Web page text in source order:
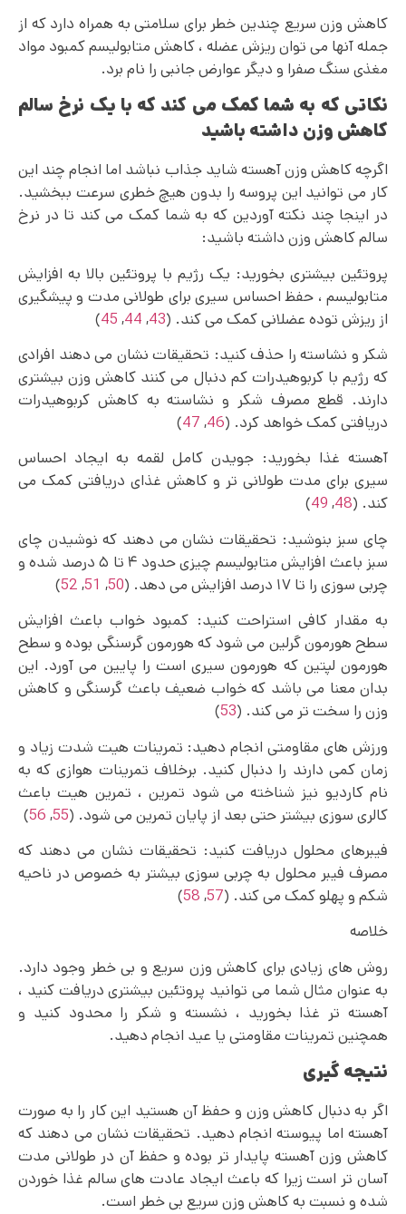
کاهش وزن سریع چندین خطر برای سلامتی به همراه دارد که از
جمله آنها می‌ توان ریزش عضله ، کاهش متابولیسم کمبود مواد
مغذی سنگ صفرا و دیگر عوارض جانبی را نام برد.
نکاتی که به شما کمک می کند که با یک نرخ سالم
کاهش وزن داشته باشید
اگرچه کاهش وزن آهسته شاید جذاب نباشد اما انجام چند این
کار می توانید این پروسه را بدون هیچ خطری سرعت ببخشید.
در اینجا چند نکته آوردین که به شما کمک می کند تا در نرخ
سالم کاهش وزن داشته باشید:
پروتئین بیشتری بخورید: یک رژیم با پروتئین بالا به افزایش
متابولیسم ، حفظ احساس سیری برای طولانی مدت و پیشگیری
از ریزش توده عضلانی کمک می کند. (43
,
44
,
45
)
شکر و نشاسته را حذف کنید: تحقیقات نشان می دهند افرادی
که رژیم با کربوهیدرات کم دنبال می کنند کاهش وزن بیشتری
دارند. قطع مصرف شکر و نشاسته به کاهش کربوهیدرات
دریافتی کمک خواهد کرد. (46
,
47
)
آهسته غذا بخورید: جویدن کامل لقمه به ایجاد احساس
سیری برای مدت طولانی تر و کاهش غذای دریافتی کمک می
کند. (48
,
49
)
چای سبز بنوشید: تحقیقات نشان می دهند که نوشیدن چای
سبز باعث افزایش متابولیسم چیزی حدود ۴ تا ۵ درصد شده و
چربی سوزی را تا ۱۷ درصد افزایش می‌ دهد. (
50
,
51
,
52
)
به مقدار کافی استراحت کنید: کمبود خواب باعث افزایش
سطح هورمون گرلین می شود که هورمون گرسنگی بوده و سطح
هورمون لپتین که هورمون سیری است را پایین می آورد. این
بدان معنا می باشد که خواب ضعیف باعث گرسنگی و کاهش
وزن را سخت‌ تر می‌ کند. (53
)
ورزش های مقاومتی انجام دهید: تمرینات هیت شدت زیاد و
زمان کمی دارند را دنبال کنید. برخلاف تمرینات هوازی که به
نام کاردیو نیز شناخته می شود تمرین ، تمرین هیت باعث
کالری سوزی بیشتر حتی بعد از پایان تمرین می شود. (55
,
56
)
فیبرهای محلول دریافت کنید: تحقیقات نشان می دهند که
مصرف فیبر محلول به چربی سوزی بیشتر به خصوص در ناحیه
شکم و پهلو کمک می کند. (57
,
58
)
خلاصه
روش های زیادی برای کاهش وزن سریع و بی خطر وجود دارد.
به عنوان مثال شما می توانید پروتئین بیشتری دریافت کنید ،
آهسته تر غذا بخورید ، نشسته و شکر را محدود کنید و
همچنین تمرینات مقاومتی یا عید انجام دهید.
نتیجه گیری
اگر به دنبال کاهش وزن و حفظ آن هستید این کار را به صورت
آهسته اما پیوسته انجام دهید. تحقیقات نشان می دهند که
کاهش وزن آهسته پایدار تر بوده و حفظ آن در طولانی مدت
آسان تر است زیرا که باعث ایجاد عادت های سالم غذا خوردن
شده و نسبت به کاهش وزن سریع بی خطر است.